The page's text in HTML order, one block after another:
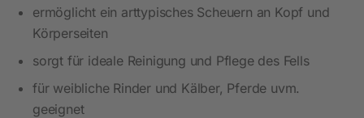
ermöglicht ein arttypisches Scheuern an Kopf und
Körperseiten
sorgt für ideale Reinigung und Pflege des Fells
für weibliche Rinder und Kälber, Pferde uvm.
geeignet